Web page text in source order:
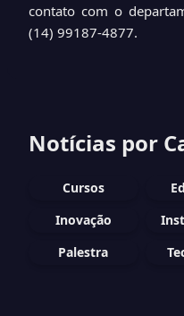
contato com o
(14) 99187-4877.
Notícias por
Cursos
Inovação
Palestra